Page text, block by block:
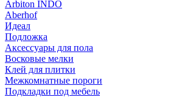
Arbiton INDO
Aberhof
Идеал
Подложка
Аксессуары для пола
Восковые мелки
Клей для плитки
Межкомнатные пороги
Подкладки под мебель